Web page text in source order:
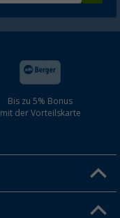
Bis zu 5% Bonus
mit der Vorteilskarte